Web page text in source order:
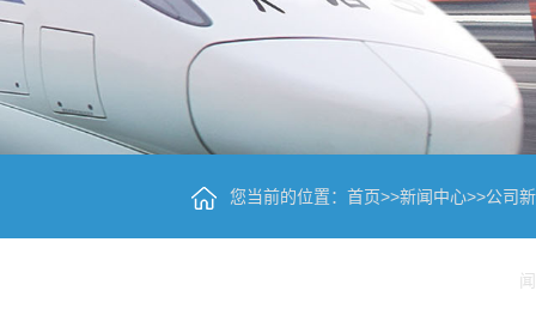
您当前的位置： 首页>>新闻中心>>公司新
闻